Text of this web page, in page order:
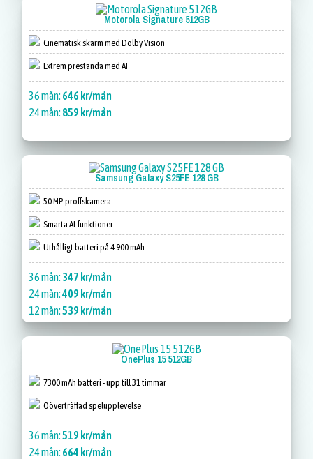
Motorola Signature 512GB
Cinematisk skärm med Dolby Vision
Extrem prestanda med AI
36 mån: 646 kr/mån
24 mån: 859 kr/mån
Samsung Galaxy S25FE 128 GB
50 MP proffskamera
Smarta AI-funktioner
Uthålligt batteri på 4 900 mAh
36 mån: 347 kr/mån
24 mån:409 kr/mån
12 mån:539 kr/mån
OnePlus 15 512GB
7300 mAh batteri - upp till 31 timmar
Oöverträffad spelupplevelse
36 mån:519 kr/mån
24 mån: 664 kr/mån